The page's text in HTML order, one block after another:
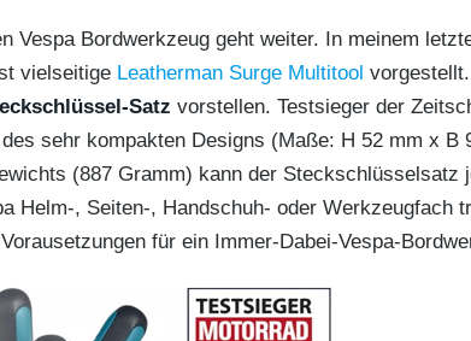
Vespa Bordwerkzeug geht weiter. In meinem
vielseitige Leatherman Surge Multitool
Satz vorstellen. Testsieger der
sehr kompakten Designs (Maße: H 52 mm x B
(887 Gramm) kann der Steckschlüsselsatz
Helm-, Seiten-, Handschuh- oder Werkzeugfach
für ein Immer-Dabei-Vespa-